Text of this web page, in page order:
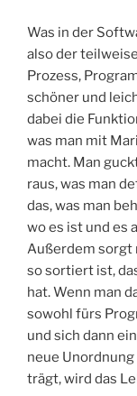
Was in der
also der
Prozess,
schöner und
dabei die
was man mit
macht. Man
raus, was man
das, was man
wo es ist und es
Außerdem sorgt
so sortiert ist,
hat. Wenn man
sowohl fürs
und sich dann
neue
trägt, wird das